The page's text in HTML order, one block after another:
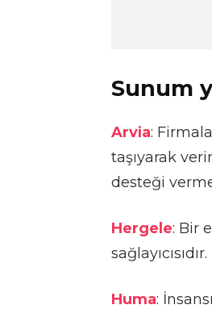
Sunum
Arvia:
taşıyarak
desteği
Hergele: Bir
sağlayıcısıdır.
Huma: